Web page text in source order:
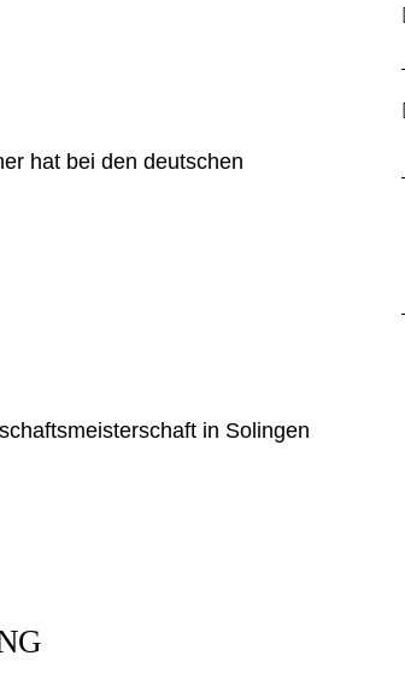
hat bei den deutschen
in Solingen